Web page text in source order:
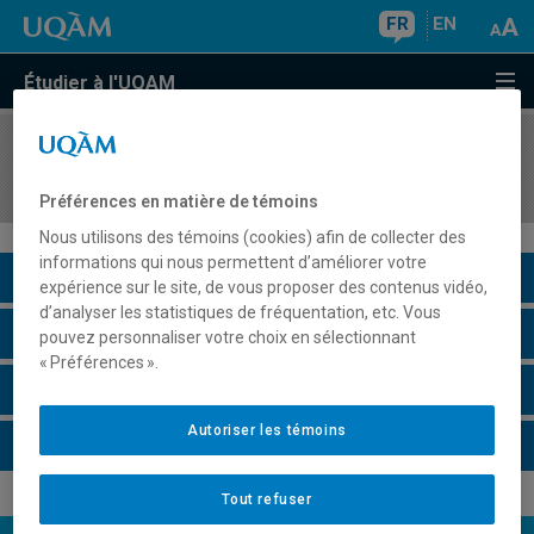
FR EN
Étudier à l'UQAM
COURS//
Description du cours
Horaire - Été 2026
Préférences en matière de témoins
Nous utilisons des témoins (cookies) afin de collecter des
informations qui nous permettent d’améliorer votre
expérience sur le site, de vous proposer des contenus vidéo,
d’analyser les statistiques de fréquentation, etc. Vous
pouvez personnaliser votre choix en sélectionnant
« Préférences ».
Tout refuser
Autoriser les témoins